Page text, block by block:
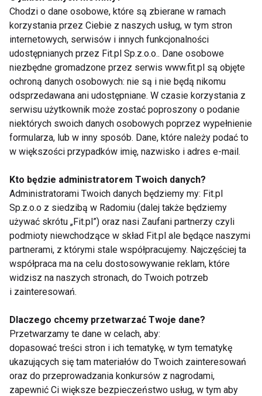
Polacy nie chcą być
pasywni w weekendy.
Coraz aktywniej
spędzamy czas wolny
Czy można obniżyć
cholesterol dzięki
aktywności fizycznej?
istotnym elementem
profilaktyki chorób
serca
minute. Co kupić
aktywnym pod
choinkę?
Pokaż więcej
Aktywny wypoczynek
Chodzi o dane osobowe, które są zbierane w ramach
korzystania przez Ciebie z naszych usług, w tym stron
internetowych, serwisów i innych funkcjonalności
udostępnianych przez Fit.pl Sp.z.o.o.. Dane osobowe
niezbędne gromadzone przez serwis www.fit.pl są objęte
ochroną danych osobowych: nie są i nie będą nikomu
odsprzedawana ani udostępniane. W czasie korzystania z
serwisu użytkownik może zostać poproszony o podanie
niektórych swoich danych osobowych poprzez wypełnienie
formularza, lub w inny sposób. Dane, które należy podać to
w większości przypadków imię, nazwisko i adres e-mail.
Kto będzie administratorem Twoich danych?
Administratorami Twoich danych będziemy my: Fit.pl
Sp.z.o.o z siedzibą w Radomiu (dalej także będziemy
używać skrótu „Fit.pl”) oraz nasi Zaufani partnerzy czyli
podmioty niewchodzące w skład Fit.pl ale będące naszymi
partnerami, z którymi stale współpracujemy. Najczęściej ta
współpraca ma na celu dostosowywanie reklam, które
widzisz na naszych stronach, do Twoich potrzeb
i zainteresowań.
Dlaczego chcemy przetwarzać Twoje dane?
Przetwarzamy te dane w celach, aby:
dopasować treści stron i ich tematykę, w tym tematykę
ukazujących się tam materiałów do Twoich zainteresowań
oraz do przeprowadzania konkursów z nagrodami,
zapewnić Ci większe bezpieczeństwo usług, w tym aby